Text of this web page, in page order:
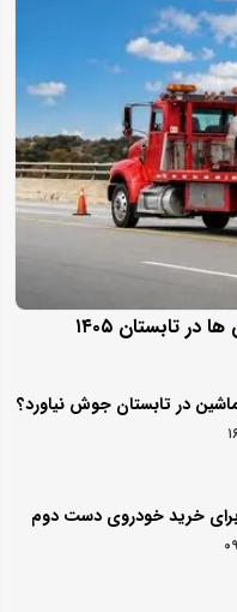
تابستان ۱۴۰۵
در تابستان جوش نیاورد؟